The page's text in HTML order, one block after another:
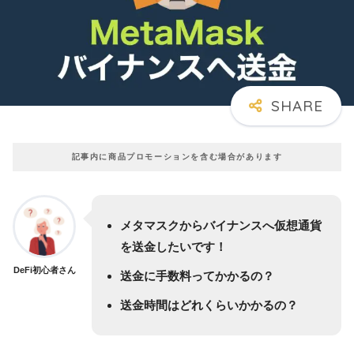
記事内に商品プロモーションを含む場合があります
DeFi初心者さん
メタマスクからバイナンスへ仮想通貨
を送金したいです！
送金に手数料ってかかるの？
送金時間はどれくらいかかるの？